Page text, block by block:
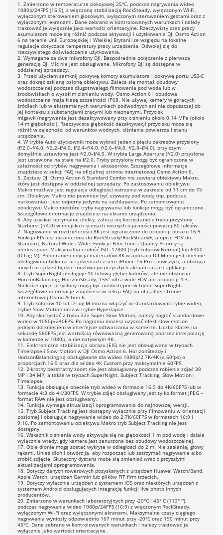
SuperNight
4K (16:9):
3840×2160@24/25/30/48/50/60FPS
2.7K (16:9):
2688×1512@24/25/30/48/50/60FPS
1080p (16:9):
1920×1080@24/25/30/48/50/60FPS
Śledzenie obiektów
2.7K (16:9):
2688×1512@24/25/30/48/50/60FPS
2.7K (9:16):
1512×2688@24/25/30/48/50/60FPS
1080p (16:9):
1920×1080@24/25/30/48/50/60FPS
1080p (9:16):
1080×1920@24/25/30/48/50/60FPS
Slow Motion
4K: 4× (120FPS)
2.7K: 4× (120FPS)
1080p: 8× (240FPS), 4× (120FPS)
2.7K/1080p@25/30FPS: Auto/×2/
×10/×15/×30
2.7K/1080p@25/30FPS
1/2/3/4/5/6/8/10/15/20/25/30/40
2/5/30/60 min
trwania: 5/10/20/30 min,
3/5 godz., ∞
3.0
3.0+
stabilizacja obrazu
nie jest obsługiwana w
Slow Motion i Timelapse.
i HorizonBalancing
obsługiwane dla wideo 1080p
2.7K (16:9), 4K (16:9) i 4K
z liczbą klatek na sekundę
lub niższą.
trwania nagrania wstępnego:
15/30 s, 1/2/5 min
Mbps
RAW
(HEVC)
ma 64 GB wbudowanej
z czego 50 GB jest
do użytku. Pojemność
rozszerzyć za pomocą karty
1. Zmierzono w temperaturze pokojowej 25°C, podczas nagrywania wideo
1080p/24FPS (16:9), z włączoną stabilizacją RockSteady, wyłączonym Wi-Fi,
wyłączonym sterowaniem głosowym, wyłączonym sterowaniem gestami oraz z
wyłączonymi ekranami. Dane zebrano w kontrolowanych warunkach i należy
traktować je wyłącznie jako wartości orientacyjne. Rzeczywisty czas pracy
akumulatora może się różnić podczas aktywacji i użytkowania DJI Osmo Action
6 na terenie Unii Europejskiej i Wielkiej Brytanii ze względu na lokalne
regulacje dotyczące temperatury pracy urządzenia. Odwołaj się do
rzeczywistego doświadczenia użytkowania.
2. Wymagane są dwa mikrofony DJI. Bezpośrednie połączenie z pierwszą
generacją DJI Mic nie jest obsługiwane. Mikrofony DJI są dostępne w
oddzielnej sprzedaży.
3. Przed użyciem zamknij pokrywę komory akumulatora i pokrywę portu USB-C
oraz dokręć szklaną osłonę obiektywu. Zaleca się montaż obudowy
wodoszczelnej podczas długotrwałego filmowania pod wodą lub w
środowiskach o wysokim ciśnieniu wody. Osmo Action 6 i obudowa
wodoszczelna mają klasę szczelności IP68. Nie używaj kamery w gorących
źródłach lub w ekstremalnych warunkach podwodnych ani nie dopuszczaj do
jej kontaktu z substancjami żrącymi lub nieznanymi. Przycisk
migawki/nagrywania jest dezaktywowany przy ciśnieniu około 0,14 MPa (około
14 m głębokości). Rzeczywista głębokość dezaktywacji przycisku może się
różnić w zależności od warunków wodnych, ciśnienia powietrza i stanu
urządzenia.
4. W trybie Auto użytkownik może wybrać jeden z pięciu zakresów przysłony
(f/2.0–f/4.0, f/2.2–f/4.0, f/2.4–f/4.0, f/2.6–f/4.0, f/2.8–f/4.0), przy czym
domyślnie ustawione jest f/2.0–f/4.0. W trybie Large Aperture (f/2.0) przysłona
jest ustawiona na stałe na f/2.0. Tryby przysłony mogą być ograniczone w
zależności od trybów nagrywania i akcesoriów. Szczegółowe informacje
znajdziesz w sekcji FAQ na oficjalnej stronie internetowej Osmo Action 6.
5. Zestaw DJI Osmo Action 6 Standard Combo nie zawiera obiektywu Makro,
który jest dostępny w oddzielnej sprzedaży. Po zastosowaniu obiektywu
Makro możliwa jest regulacja odległości ostrzenia w zakresie od 11 cm do 75
cm. Obiektyw Makro nie powinien być używany pod wodą (np. podczas
nurkowania) i jest odporny jedynie na zachlapania. Po zamontowaniu
obiektywu Makro niektóre tryby nagrywania lub funkcje mogą być ograniczone.
Szczegółowe informacje znajdziesz na ekranie urządzenia.
6. Aby uzyskać optymalne efekty, zaleca się korzystanie z trybu przysłony
Starburst (f/4.0) w miejskich scenach nocnych o jasności powyżej 80 luksów.
7. Nagrywanie w rozdzielczości 8K jest ograniczone do proporcji obrazu 16:9.
Funkcja EIS jest ograniczona do RockSteady/RockSteady+, a opcje FOV do
Standard, Natural Wide i Wide. Funkcje Film Tone i Quality Priority są
niedostępne. Maksymalna czułość ISO: 12800 (tryb kolorów Normal) lub 6400
(D-Log M). Pobieranie i edycja materiałów 8K w aplikacji DJI Mimo jest obecnie
obsługiwana tylko na urządzeniach z serii iPhone 15 Pro i nowszych, a obsługa
innych urządzeń będzie możliwa po przyszłych aktualizacjach aplikacji.
8. Tryb SuperNight obsługuje 10-bitową głębię kolorów, ale nie obsługuje
HorizonBalancing, HorizonSteady, 155° ultra-wide FOV ani proporcji 4:3.
Niektóre opcje przysłony mogą być niedostępne w trybie SuperNight.
Szczegółowe informacje znajdziesz w sekcji FAQ na oficjalnej stronie
internetowej Osmo Action 6.
9. Tryb kolorów 10-bit D-Log M można włączyć w standardowym trybie wideo,
trybie Slow Motion oraz w trybie Hyperlapse.
10. Aby skorzystać z trybu 32× Super Slow Motion, należy nagrać standardowe
wideo w 1080p/240FPS. Po nagraniu możesz uzyskać efekt slow-motion
jednym dotknięciem w interfejsie odtwarzania w kamerze. Liczba klatek na
sekundę 960FPS jest wartością równoważną generowaną poprzez interpolację
w kamerze w 1080p, a nie natywnym 4K.
11. Elektroniczna stabilizacja obrazu (EIS) nie jest obsługiwana w trybach
Timelapse i Slow Motion w DJI Osmo Action 6. HorizonSteady i
HorizonBalancing są obsługiwane dla wideo 1080p/2.7K/4K (≤ 60fps) o
proporcjach 16:9 oraz dla wideo 4K Custom przy maksymalnie 60FPS.
12. 2-krotny bezstratny zoom nie jest obsługiwany podczas robienia zdjęć 38
MP i 34 MP, a także w trybach SuperNight, Subject Tracking, Slow Motion i
Timelapse.
13. Funkcja obsługuje obecnie tryb wideo w formacie 16:9 do 4K/60FPS lub w
formacie 4:3 do 4K/30FPS. W trybie zdjęć obsługiwany jest tylko format JPEG –
format RAW nie jest obsługiwany.
14. Funkcja wymaga aktualizacji oprogramowania do najnowszej wersji.
15. Tryb Subject Tracking jest dostępny wyłącznie przy filmowaniu w orientacji
poziomej i obsługuje nagrywanie wideo do 2.7K/60FPS w formatach 16:9 i
9:16. Po zamontowaniu obiektywu Makro tryb Subject Tracking nie jest
dostępny.
16. Wskaźnik ciśnienia wody aktywuje się na głębokości 1 m pod wodą i działa
wyłącznie wtedy, gdy kamera jest zanurzona bez obudowy wodoszczelnej.
17. Obie dłonie mogą zostać wykryte w odległości do 2 m. Nie zasłaniaj głowy
rękami. Unieś dłoń i otwórz ją, aby rozpocząć lub zatrzymać nagrywanie albo
zrobić zdjęcie. Skuteczny dystans może się zmieniać wraz z przyszłymi
aktualizacjami oprogramowania.
18. Dotyczy danych rowerowych pozyskanych z urządzeń Huawei Watch/Band,
Apple Watch, urządzeń Garmin lub plików FIT firm trzecich.
19. Dotyczy wyłącznie urządzeń z systemem iOS oraz niektórych urządzeń z
systemem Android obsługujących integrację funkcji live photo innych
producentów.
20. Zmierzono w warunkach laboratoryjnych przy -20°C i 45° C (113° F),
podczas nagrywania wideo 1080p/24FPS (16:9) z włączonym RockSteady,
wyłączonym Wi-Fi oraz wyłączonymi ekranami. Maksymalne czasy ciągłego
nagrywania wyniosły odpowiednio 167 minut przy -20°C oraz 190 minut przy
45°C. Dane zebrano w kontrolowanych warunkach i należy traktować je
wyłącznie jako wartości orientacyjne.